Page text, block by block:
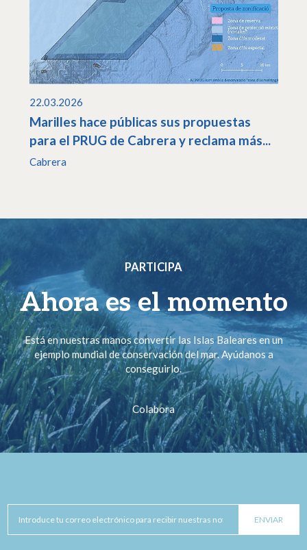
22.03.2026
Marilles hace públicas sus propuestas
para el PRUG de Cabrera y reclama más...
Cabrera
PARTICIPA
Ahora es el momento
Está en nuestras manos convertir las Islas Baleares en un
ejemplo mundial de conservación del mar. Ayúdanos a
conseguirlo.
Colabora